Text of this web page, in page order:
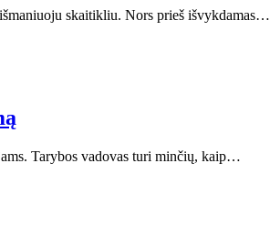
skaitikliu. Nors prieš išvykdamas…
Tarybos vadovas turi minčių, kaip…